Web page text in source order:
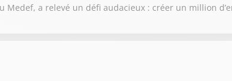
Medef, a relevé un défi audacieux : créer un million